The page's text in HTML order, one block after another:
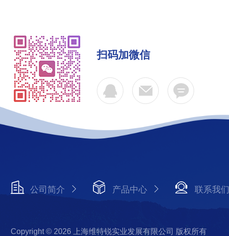
扫码加微信
公司简介 产品中心 联系我们
Copyright © 2026 上海维特锐实业发展有限公司 版权所有